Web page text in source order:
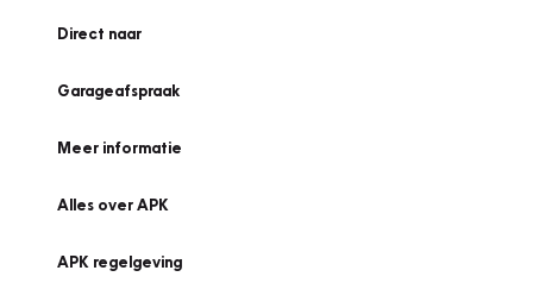
Direct naar
Garageafspraak
Meer informatie
Alles over APK
APK regelgeving